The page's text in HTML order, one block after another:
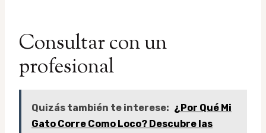
Consultar con un
profesional
Quizás también te interese: ¿Por Qué Mi
Gato Corre Como Loco? Descubre las